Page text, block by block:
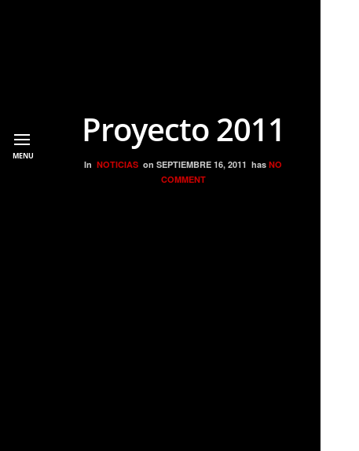
MENU
Proyecto 2011
In NOTICIAS on SEPTIEMBRE 16, 2011 has NO
COMMENT